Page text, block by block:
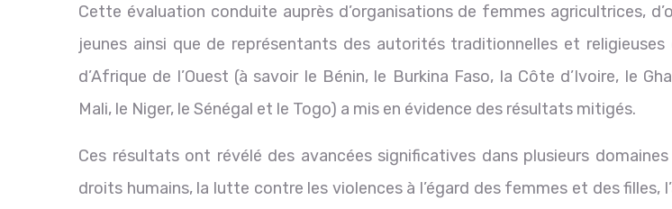
Cette évaluation conduite auprès d’organisations de femmes agricultrices,
jeunes ainsi que de représentants des autorités traditionnelles et
d’Afrique de l’Ouest (à savoir le Bénin, le Burkina Faso, la Côte d’Ivoire, le
Mali, le Niger, le Sénégal et le Togo) a mis en évidence des résultats mitigés.
Ces résultats ont révélé des avancées significatives dans plusieurs
droits humains, la lutte contre les violences à l’égard des femmes et des filles,